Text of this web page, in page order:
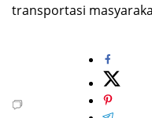
transportasi